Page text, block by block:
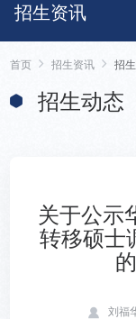
招生资讯
首页 招生资讯 招
招生动态
关于公示
转移硕士
刘福